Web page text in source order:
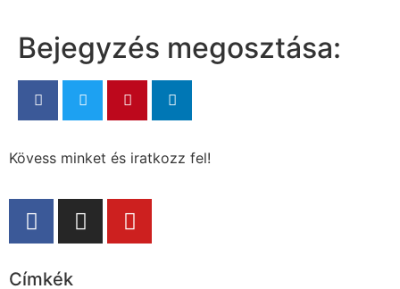
Bejegyzés megosztása:
Kövess minket és iratkozz fel!
Címkék